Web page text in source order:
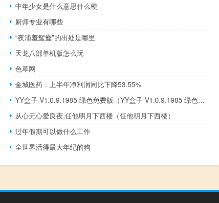
中年少女是什么意思什么梗
厨师专业有哪些
“夜浦羞鸳鸯”的出处是哪里
天龙八部单机版怎么玩
色草网
金城医药：上半年净利润同比下降53.55%
YY盒子 V1.0.9.1985 绿色免费版（YY盒子 V1.0.9.1985 绿色免费版功能简介）
从心无心爱良夜,任他明月下西楼（任他明月下西楼）
过年假期可以做什么工作
全世界活得最大年纪的狗